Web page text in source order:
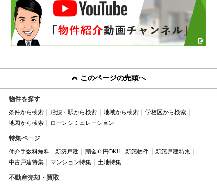
このページの先頭へ
物件を探す
条件から検索 沿線・駅から検索 地域から検索
学校区から検索
地図から検索
ローンシミュレーション
特集ページ
仲介手数料無料 新築戸建 頭金０円OK!! 新築物件
新築戸建特集
中古戸建特集
マンション特集 土地特集
不動産売却・買取